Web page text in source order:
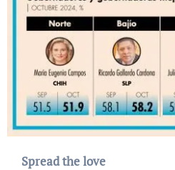
Spread the love